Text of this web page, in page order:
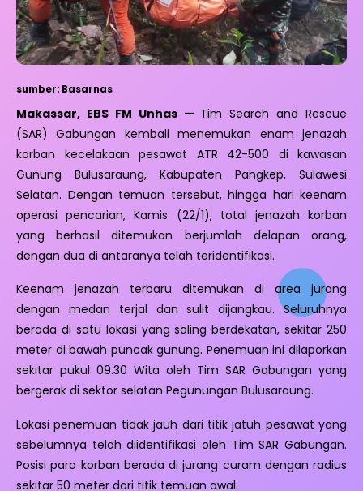
sumber: Basarnas
Makassar, EBS FM Unhas — Tim Search and Rescue
(SAR) Gabungan kembali menemukan enam jenazah
korban kecelakaan pesawat ATR 42-500 di kawasan
Gunung Bulusaraung, Kabupaten Pangkep, Sulawesi
Selatan. Dengan temuan tersebut, hingga hari keenam
operasi pencarian, Kamis (22/1), total jenazah korban
yang berhasil ditemukan berjumlah delapan orang,
dengan dua di antaranya telah teridentifikasi.
Keenam jenazah terbaru ditemukan di area jurang
dengan medan terjal dan sulit dijangkau. Seluruhnya
berada di satu lokasi yang saling berdekatan, sekitar 250
meter di bawah puncak gunung. Penemuan ini dilaporkan
sekitar pukul 09.30 Wita oleh Tim SAR Gabungan yang
bergerak di sektor selatan Pegunungan Bulusaraung.
Lokasi penemuan tidak jauh dari titik jatuh pesawat yang
sebelumnya telah diidentifikasi oleh Tim SAR Gabungan.
Posisi para korban berada di jurang curam dengan radius
sekitar 50 meter dari titik temuan awal.